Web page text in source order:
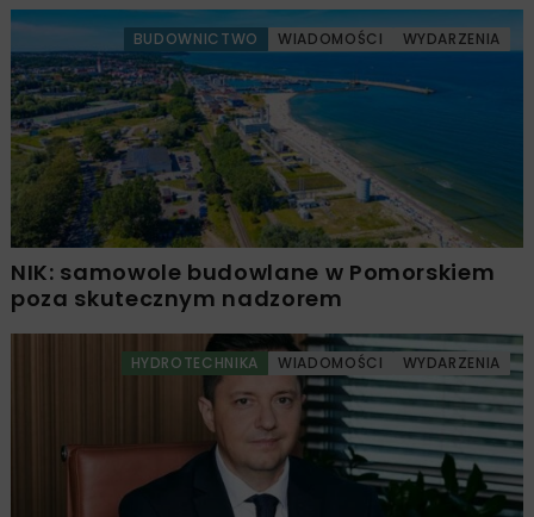
BUDOWNICTWO WIADOMOŚCI WYDARZENIA
NIK: samowole budowlane w Pomorskiem
poza skutecznym nadzorem
HYDROTECHNIKA WIADOMOŚCI WYDARZENIA